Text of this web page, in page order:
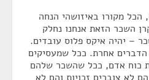
הכל מקורו באיזושהי הנחה
השכר הזאת אנחנו נחלק
– יהיה איקס פלוס עובדים.
אחרת. ככל שמעסיקים
כוח אדם, ככל שהשכר שלהם